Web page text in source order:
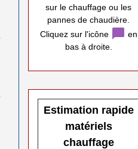
sur le chauffage ou les
pannes de chaudière.
Cliquez sur l'icône
chat_bubble en
bas à droite.
Estimation rapide
matériels
chauffage